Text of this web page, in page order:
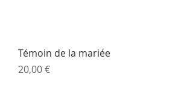
Témoin de la mariée
Prix
20,00 €